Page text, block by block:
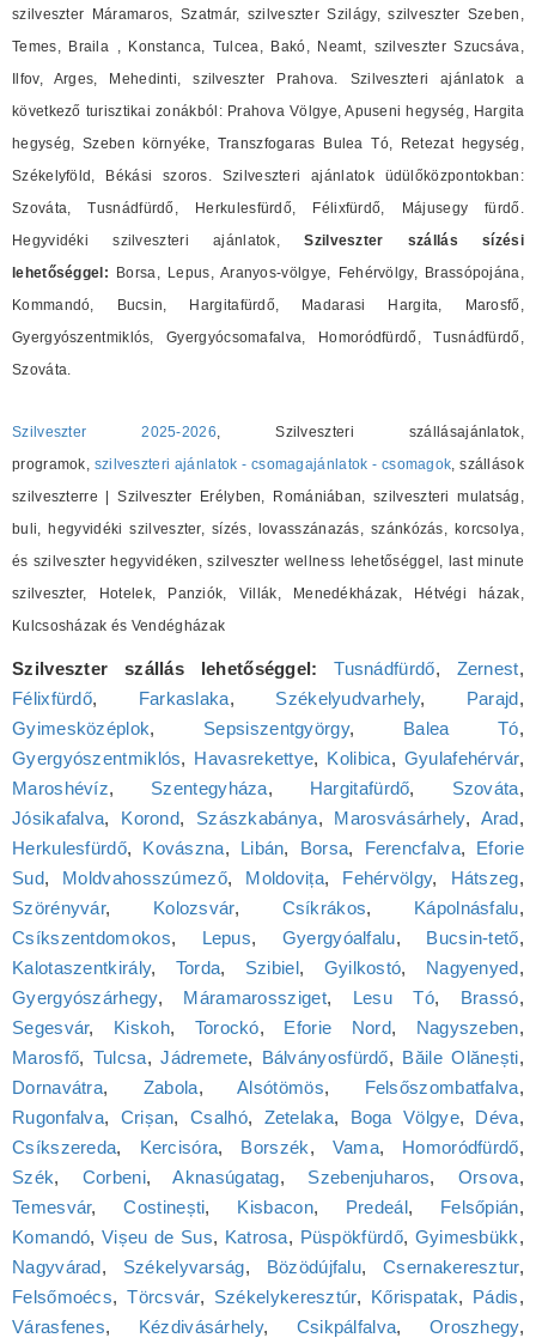
szilveszter Máramaros, Szatmár, szilveszter Szilágy, szilveszter Szeben,
Temes, Braila , Konstanca, Tulcea, Bakó, Neamt, szilveszter Szucsáva,
Ilfov, Arges, Mehedinti, szilveszter Prahova. Szilveszteri ajánlatok a
következő turisztikai zonákból: Prahova Völgye, Apuseni hegység, Hargita
hegység, Szeben környéke, Transzfogaras Bulea Tó, Retezat hegység,
Székelyföld, Békási szoros. Szilveszteri ajánlatok üdülőközpontokban:
Szováta, Tusnádfürdő, Herkulesfürdő, Félixfürdő, Májusegy fürdő.
Hegyvidéki szilveszteri ajánlatok,Szilveszter szállás sízési
lehetőséggel: Borsa, Lepus, Aranyos-völgye, Fehérvölgy, Brassópojána,
Kommandó, Bucsin, Hargitafürdő, Madarasi Hargita, Marosfő,
Gyergyószentmiklós, Gyergyócsomafalva, Homoródfürdő, Tusnádfürdő,
Szováta.
Szilveszter 2025-2026, Szilveszteri szállásajánlatok,
programok, szilveszteri ajánlatok - csomagajánlatok - csomagok, szállások
szilveszterre | Szilveszter Erélyben, Romániában, szilveszteri mulatság,
buli, hegyvidéki szilveszter, sízés, lovasszánazás, szánkózás, korcsolya,
és szilveszter hegyvidéken, szilveszter wellness lehetőséggel, last minute
szilveszter, Hotelek, Panziók, Villák, Menedékházak, Hétvégi házak,
Kulcsosházak és Vendégházak
Szilveszter szállás lehetőséggel: Tusnádfürdő, Zernest,
Félixfürdő, Farkaslaka, Székelyudvarhely, Parajd,
Gyimesközéplok, Sepsiszentgyörgy, Balea Tó,
Gyergyószentmiklós, Havasrekettye, Kolibica, Gyulafehérvár,
Maroshévíz, Szentegyháza, Hargitafürdő, Szováta,
Jósikafalva, Korond, Szászkabánya, Marosvásárhely, Arad,
Herkulesfürdő, Kovászna, Libán, Borsa, Ferencfalva, Eforie
Sud, Moldvahosszúmező, Moldovița, Fehérvölgy, Hátszeg,
Szörényvár, Kolozsvár, Csíkrákos, Kápolnásfalu,
Csíkszentdomokos, Lepus, Gyergyóalfalu, Bucsin-tető,
Kalotaszentkirály, Torda, Szibiel, Gyilkostó, Nagyenyed,
Gyergyószárhegy, Máramarossziget, Lesu Tó, Brassó,
Segesvár, Kiskoh, Torockó, Eforie Nord, Nagyszeben,
Marosfő, Tulcsa,Jádremete, Bálványosfürdő, Băile Olănești,
Dornavátra, Zabola,Alsótömös, Felsőszombatfalva,
Rugonfalva, Crișan,Csalhó, Zetelaka, Boga Völgye, Déva,
Csíkszereda, Kercisóra, Borszék, Vama, Homoródfürdő,
Szék, Corbeni,Aknasúgatag, Szebenjuharos, Orsova,
Temesvár,Costinești, Kisbacon, Predeál, Felsőpián,
Komandó, Vișeu de Sus, Katrosa, Püspökfürdő, Gyimesbükk,
Nagyvárad, Székelyvarság, Bözödújfalu,Csernakeresztur,
Felsőmoécs,Törcsvár, Székelykeresztúr, Kőrispatak, Pádis,
Várasfenes, Kézdivásárhely, Csikpálfalva, Oroszhegy,